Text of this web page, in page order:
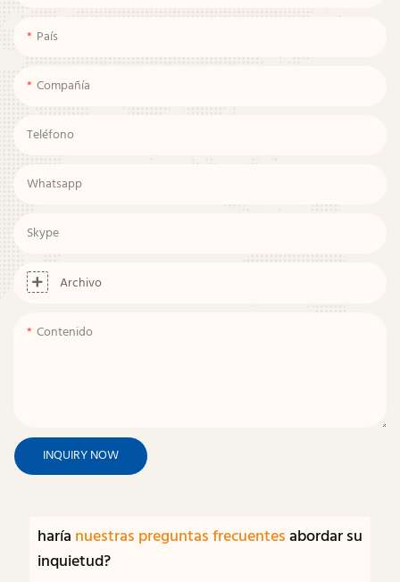
País
Compañía
Teléfono
Whatsapp
Skype
Archivo
Contenido
INQUIRY NOW
haría nuestras preguntas frecuentesabordar su
inquietud?